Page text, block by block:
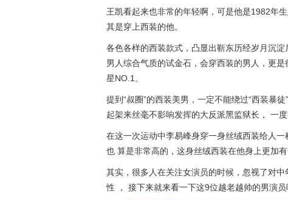
王凯看起来也非常的年轻啊，可是他是1982年
其是穿上西装的他。
各色各样的西装款式，凸显出靳东历经岁月沉
男人综合气质的试金石，会穿西装的男人，更
星NO.1。
提到“叔圈”的西装美男，一定不能绕过“西装暴
起架来丝毫不影响发挥的大反派黑监狱长， 一
在这一次运动中李易峰身穿一身丝绒西装给人
也 算是非常高的，这身丝绒西装在他身上更加有
其实，很多人在关注女演员的时候，忽视了对
性 ， 接下来就来看一下这9位越老越帅的男演员